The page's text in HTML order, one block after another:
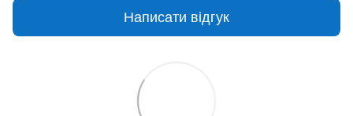
Написати відгук